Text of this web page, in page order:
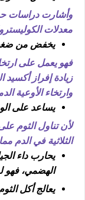
وأشارت دراسات
معدلات
يخفض من ضغط
فهو يعمل على
زيادة إفراز
وارتخاء الأوعية
يساعد على
لأن تناول الثوم
الثلاثية في الدم
يحارب داء
الهضمي، فهو
يعالج أكل